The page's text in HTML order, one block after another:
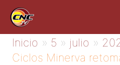
contenido
Inicio 5 julio
Ciclos Minerva